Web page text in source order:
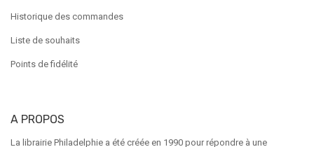
Historique des commandes
Liste de souhaits
Points de fidélité
A PROPOS
La librairie Philadelphie a été créée en 1990 pour répondre à une